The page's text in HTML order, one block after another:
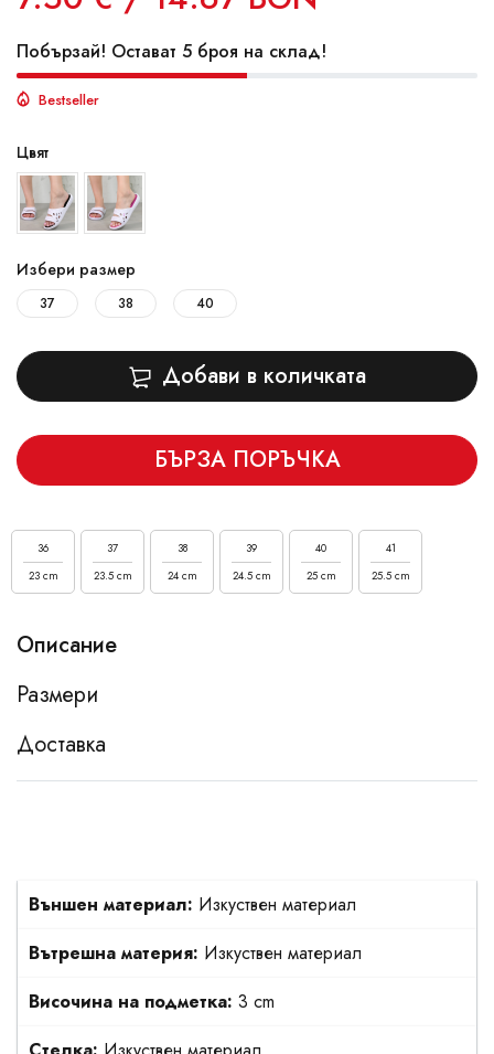
Побързай! Остават 5 броя на склад!
Bestseller
Цвят
Избери размер
37 38 40
Добави в количката
БЪРЗА ПОРЪЧКА
36
23 cm
37
23.5 cm
38
24 cm
39
24.5 cm
40
25 cm
41
25.5 cm
Описание
Размери
Доставка
Външен материал: Изкуствен материал
Вътрешна материя: Изкуствен материал
Височина на подметка: 3 cm